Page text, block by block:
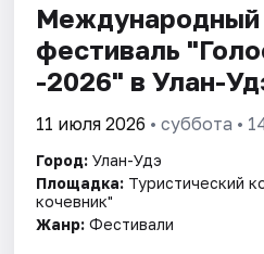
Международный
фестиваль
-2026" в Улан-
11 июля 2026 • суббота •
Город: Улан-Удэ
Площадка: Туристический
кочевник"
Жанр: Фестивали